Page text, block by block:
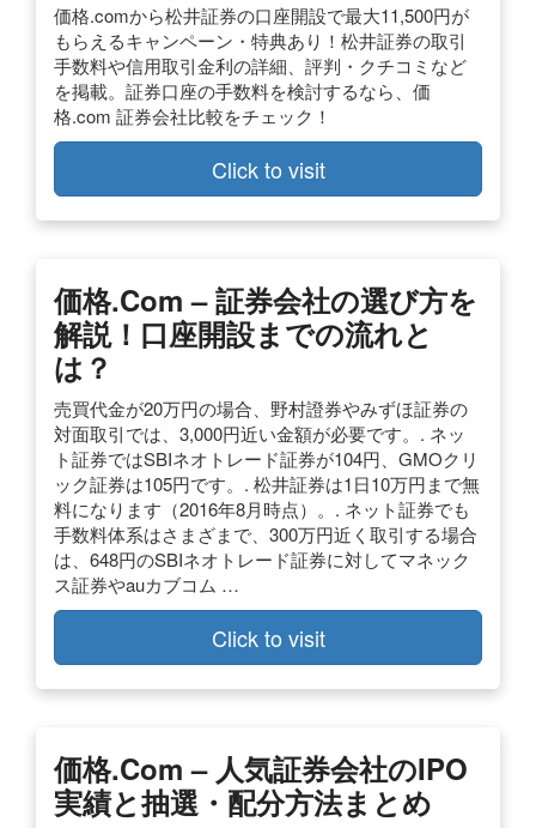
価格.comから松井証券の口座開設で最大11,500円が
もらえるキャンペーン・特典あり！松井証券の取引
手数料や信用取引金利の詳細、評判・クチコミなど
を掲載。証券口座の手数料を検討するなら、価
格.com 証券会社比較をチェック！
Click to visit
価格.com – 証券会社の選び方を
解説！口座開設までの流れと
は？
売買代金が20万円の場合、野村證券やみずほ証券の
対面取引では、3,000円近い金額が必要です。. ネッ
ト証券ではSBIネオトレード証券が104円、GMOクリ
ック証券は105円です。. 松井証券は1日10万円まで無
料になります（2016年8月時点）。. ネット証券でも
手数料体系はさまざまで、300万円近く取引する場合
は、648円のSBIネオトレード証券に対してマネック
ス証券やauカブコム …
Click to visit
価格.com – 人気証券会社のIPO
実績と抽選・配分方法まとめ